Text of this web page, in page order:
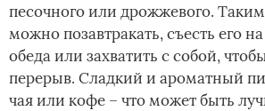
песочного или дрожжевого.
можно позавтракать, съесть его
обеда или захватить с собой,
перерыв. Сладкий и ароматный
чая или кофе – что может быть